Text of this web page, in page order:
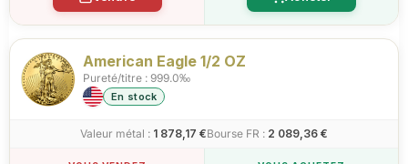
American Eagle 1/2 OZ
Pureté/titre : 999.0‰
En stock
Valeur métal : 1 878,17 €Bourse FR : 2 089,36 €